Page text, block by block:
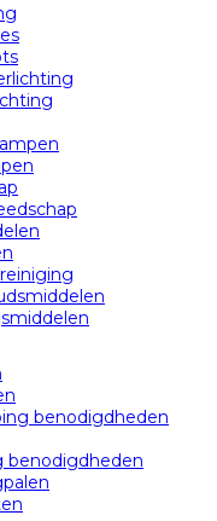
benodigdheden
benodigdheden